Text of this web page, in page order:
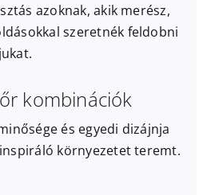
azoknak, akik merész,
szeretnék feldobni
kombinációk
és egyedi dizájnja
környezetet teremt.